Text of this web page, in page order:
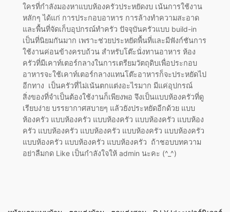
ใครที่กำลังมองหาแบบห้องครัวประหยัดงบ เน้นการใช้งาน
หลักๆ ได้แก่ การประกอบอาหาร การล้างทำความสะอาด
และพื้นที่จัดเก็บอุปกรณ์ทำครัว ปัจจุบันครัวแบบ build-in
เป็นที่นิยมกันมาก เพราะช่วยประหยัดพื้นที่และมีฟังก์ชันการ
ใช้งานค่อนข้างครบถ้วน สำหรับโต๊ะนั่งทานอาหาร ห้อง
ครัวที่มีเคาท์เตอร์กลางในการเตรียมวัตถุดิบเพื่อประกอบ
อาหารจะใช้เคาท์เตอร์กลางแทนโต๊ะอาหารก็จะประหยัดไป
อีกทาง เป็นครัวที่ไม่เน้นตกแต่งอะไรมาก มีแค่อุปกรณ์
สิ่งของที่จำเป็นต้องใช้งานก็เพียงพอ จึงเป็นแบบห้องครัวที่ดู
เรียบง่าย บรรยากาศสบายๆ แล้วยังประหยัดอีกด้วย แบบ
ห้องครัว แบบห้องครัว แบบห้องครัว แบบห้องครัว แบบห้อง
ครัว แบบห้องครัว แบบห้องครัว แบบห้องครัว แบบห้องครัว
แบบห้องครัว แบบห้องครัว แบบห้องครัว ถ้าชอบบทความ
อย่าลืมกด Like เป็นกำลังใจให้ admin นะคะ (^_^)